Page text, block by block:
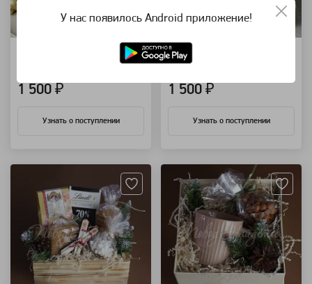
1 500 ₽
Узнать о поступлении
Новый год 06
1 500 ₽
Узнать о поступлении
У нас появилось Android приложение!